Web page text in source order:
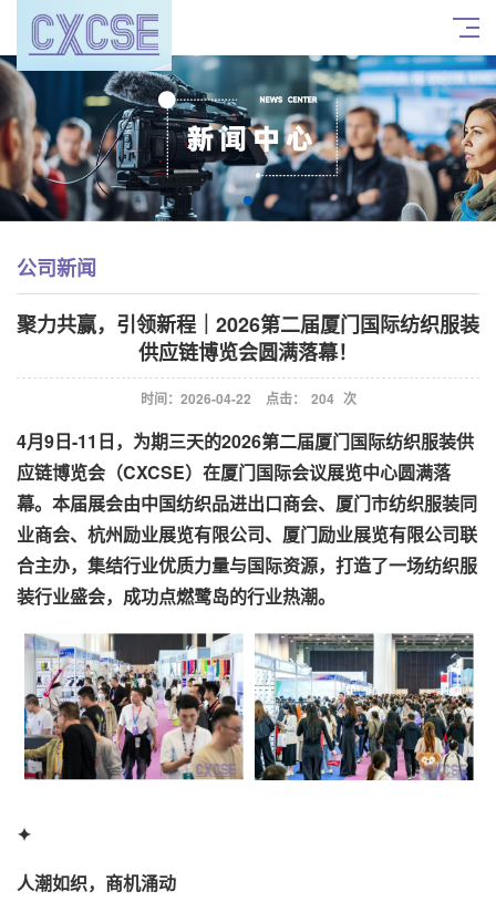
公司新闻
聚力共赢，引领新程｜2026第二届厦门国际纺织服装
供应链博览会圆满落幕！
时间：2026-04-22 点击： 204 次
4月9日-11日，为期三天的2026第二届厦门国际纺织服装供
应链博览会（CXCSE）在厦门国际会议展览中心圆满落
幕。本届展会由中国纺织品进出口商会、厦门市纺织服装同
业商会、杭州励业展览有限公司、厦门励业展览有限公司联
合主办，集结行业优质力量与国际资源，打造了一场纺织服
装行业盛会，成功点燃鹭岛的行业热潮。
✦
人潮如织，商机涌动